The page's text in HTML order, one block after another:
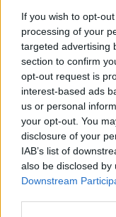
If you wish to opt-
processing of your
targeted advertising
section to confirm
opt-out request is
interest-based ads
us or personal
your opt-out. You
disclosure of your
IAB’s list of
also be disclosed
Downstream
„Oda do
Franciszka
którym sławi
ody, utwór ma
tematykę.
wzorca
Wiersz powstał
popularność.